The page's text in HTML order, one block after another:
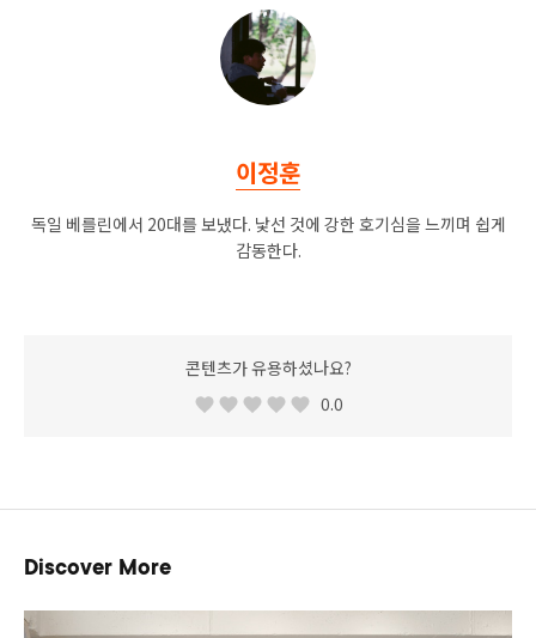
이정훈
독일 베를린에서 20대를 보냈다. 낯선 것에 강한 호기심을 느끼며 쉽게
감동한다.
콘텐츠가 유용하셨나요?
0.0
Discover More